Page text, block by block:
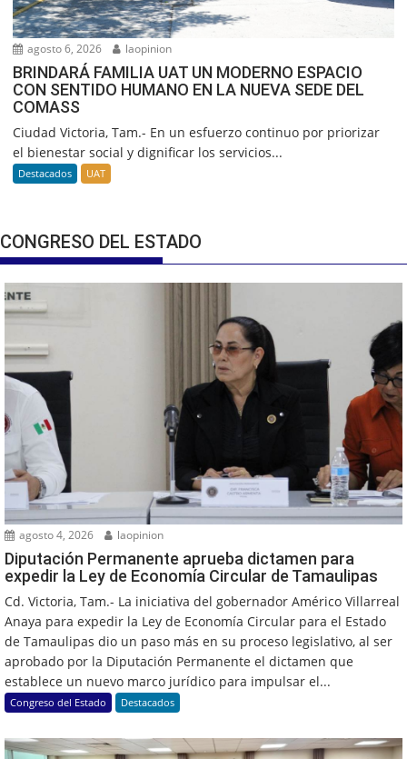
agosto 6, 2026 laopinion
BRINDARÁ FAMILIA UAT UN MODERNO ESPACIO
CON SENTIDO HUMANO EN LA NUEVA SEDE DEL
COMASS
Ciudad Victoria, Tam.- En un esfuerzo continuo por priorizar
el bienestar social y dignificar los servicios...
Destacados UAT
CONGRESO DEL ESTADO
agosto 4, 2026 laopinion
Diputación Permanente aprueba dictamen para
expedir la Ley de Economía Circular de Tamaulipas
Cd. Victoria, Tam.- La iniciativa del gobernador Américo Villarreal
Anaya para expedir la Ley de Economía Circular para el Estado
de Tamaulipas dio un paso más en su proceso legislativo, al ser
aprobado por la Diputación Permanente el dictamen que
establece un nuevo marco jurídico para impulsar el...
Congreso del Estado Destacados